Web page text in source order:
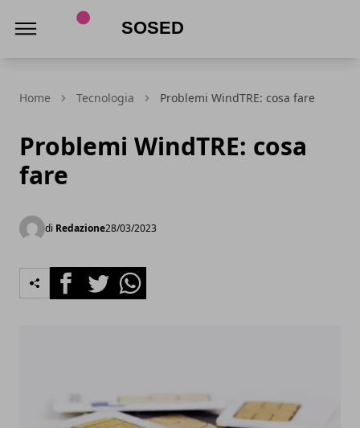
Home Tecnologia Problemi WindTRE: cosa fare
Problemi WindTRE: cosa
fare
di Redazione28/03/2023
FacebookTwitterWhatsapp